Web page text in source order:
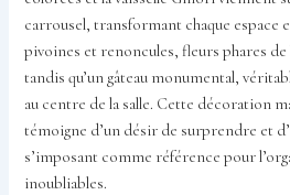
carrousel, transformant chaque espace
pivoines et renoncules, fleurs phares
tandis qu’un gâteau monumental,
au centre de la salle. Cette décoration
témoigne d’un désir de surprendre et
s’imposant comme référence pour
inoubliables.